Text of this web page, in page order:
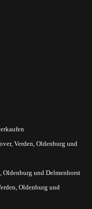
Verden, Oldenburg und
Oldenburg und Delmenhorst
Oldenburg und